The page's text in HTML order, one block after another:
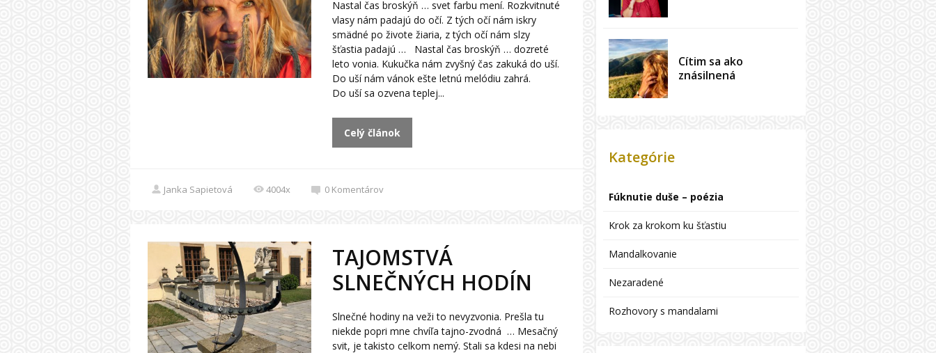
Nastal čas broskýň … svet farbu mení. Rozkvitnuté
vlasy nám padajú do očí. Z tých očí nám iskry
smädné po živote žiaria, z tých očí nám slzy
šťastia padajú … Nastal čas broskýň … dozreté
leto vonia. Kukučka nám zvyšný čas zakuká do uší.
Do uší nám vánok ešte letnú melódiu zahrá.
Do uší sa ozvena teplej...
Celý článok
Janka Sapietová 4004x 0 Komentárov
TAJOMSTVÁ
SLNEČNÝCH HODÍN
Slnečné hodiny na veži to nevyzvonia. Prešla tu
niekde popri mne chvíľa tajno-zvodná … Mesačný
svit, je takisto celkom nemý. Stali sa kdesi na nebi
Cítim sa ako
znásilnená
Kategórie
Fúknutie duše – poézia
Krok za krokom ku šťastiu
Mandalkovanie
Nezaradené
Rozhovory s mandalami